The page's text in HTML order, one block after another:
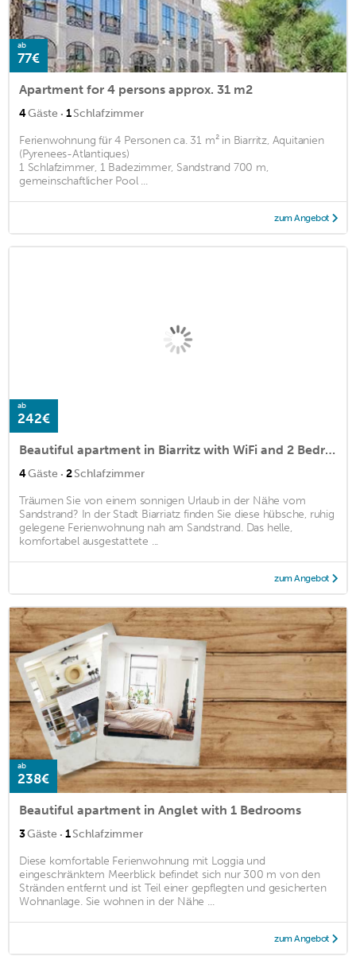
ab
77€
Apartment for 4 persons approx. 31 m2
4Gäste · 1Schlafzimmer
Ferienwohnung für 4 Personen ca. 31 m² in Biarritz, Aquitanien
(Pyrenees-Atlantiques)
1 Schlafzimmer, 1 Badezimmer, Sandstrand 700 m,
gemeinschaftlicher Pool ...
zum Angebot
ab
242€
Beautiful apartment in Biarritz with WiFi and 2 Bedrooms
4Gäste · 2Schlafzimmer
Träumen Sie von einem sonnigen Urlaub in der Nähe vom
Sandstrand? In der Stadt Biarriatz finden Sie diese hübsche, ruhig
gelegene Ferienwohnung nah am Sandstrand. Das helle,
komfortabel ausgestattete ...
zum Angebot
ab
238€
Beautiful apartment in Anglet with 1 Bedrooms
3Gäste · 1Schlafzimmer
Diese komfortable Ferienwohnung mit Loggia und
eingeschränktem Meerblick befindet sich nur 300 m von den
Stränden entfernt und ist Teil einer gepflegten und gesicherten
Wohnanlage. Sie wohnen in der Nähe ...
zum Angebot